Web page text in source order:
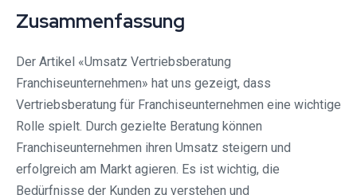
Zusammenfassung
Der Artikel «Umsatz Vertriebsberatung
Franchiseunternehmen» hat uns gezeigt, dass
Vertriebsberatung für Franchiseunternehmen eine wichtige
Rolle spielt. Durch gezielte Beratung können
Franchiseunternehmen ihren Umsatz steigern und
erfolgreich am Markt agieren. Es ist wichtig, die
Bedürfnisse der Kunden zu verstehen und